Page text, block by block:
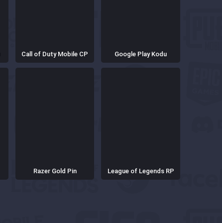
Call of Duty Mobile CP Google Play Kodu
Razer Gold Pin League of Legends RP